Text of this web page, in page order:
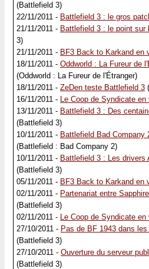
(Battlefield 3)
22/11/2011 - Battlefield 3 : le gros
21/11/2011 - Battlefield 3 : le point sur
3)
21/11/2011 - BF3 Back to Karkand en
18/11/2011 - Oddworld : La Fureur de
(Oddworld : La Fureur de l'Étranger)
18/11/2011 - ZeDen teste Battlefield 3
16/11/2011 - Le Coop de Syndicate en
13/11/2011 - Battlefield 3 : Des
(Battlefield 3)
10/11/2011 - Battlefield Bad Company
(Battlefield : Bad Company 2)
10/11/2011 - Battlefield 3 : Les drivers
(Battlefield 3)
05/11/2011 - BF3 Back to Karkand en
02/11/2011 - Partenariat entre
(Battlefield 3)
02/11/2011 - Le Coop de Syndicate en
27/10/2011 - Pas de BF 1943 dans
(Battlefield 3)
27/10/2011 - Ouverture du serveur
(Battlefield 3)